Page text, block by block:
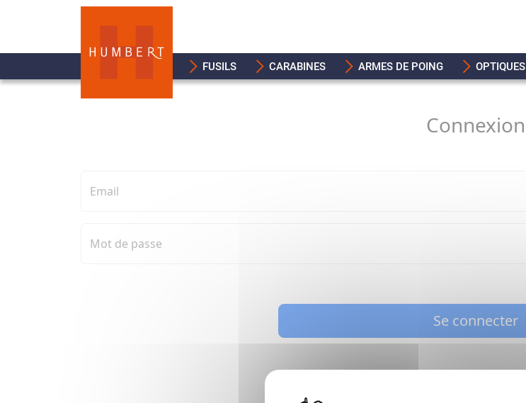
FUSILS CARABINES ARMES DE POING OPTIQUES
Connexion
Email
Mot de passe
Se connecter